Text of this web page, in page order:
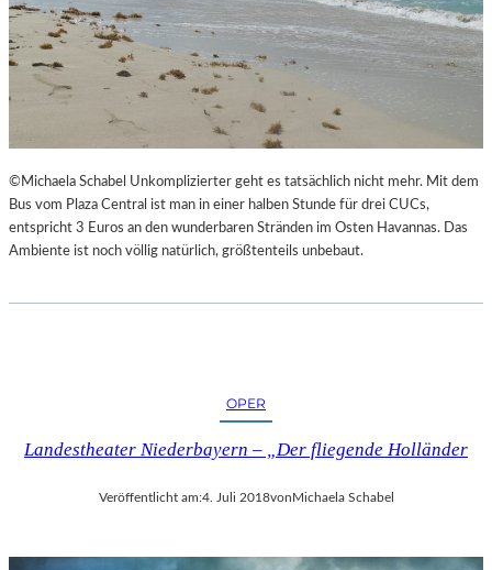
©Michaela Schabel Unkomplizierter geht es tatsächlich nicht mehr. Mit dem
Bus vom Plaza Central ist man in einer halben Stunde für drei CUCs,
entspricht 3 Euros an den wunderbaren Stränden im Osten Havannas. Das
Ambiente ist noch völlig natürlich, größtenteils unbebaut.
OPER
Landestheater Niederbayern – „Der fliegende Holländer
Veröffentlicht am:4. Juli 2018vonMichaela Schabel